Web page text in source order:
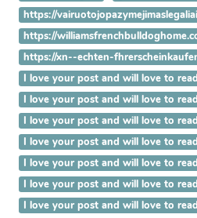
https://
https://
https://xn--echten-
I love your post and will love to
I love your post and will love to
I love your post and will love to
I love your post and will love to
I love your post and will love to
I love your post and will love to
I love your post and will love to